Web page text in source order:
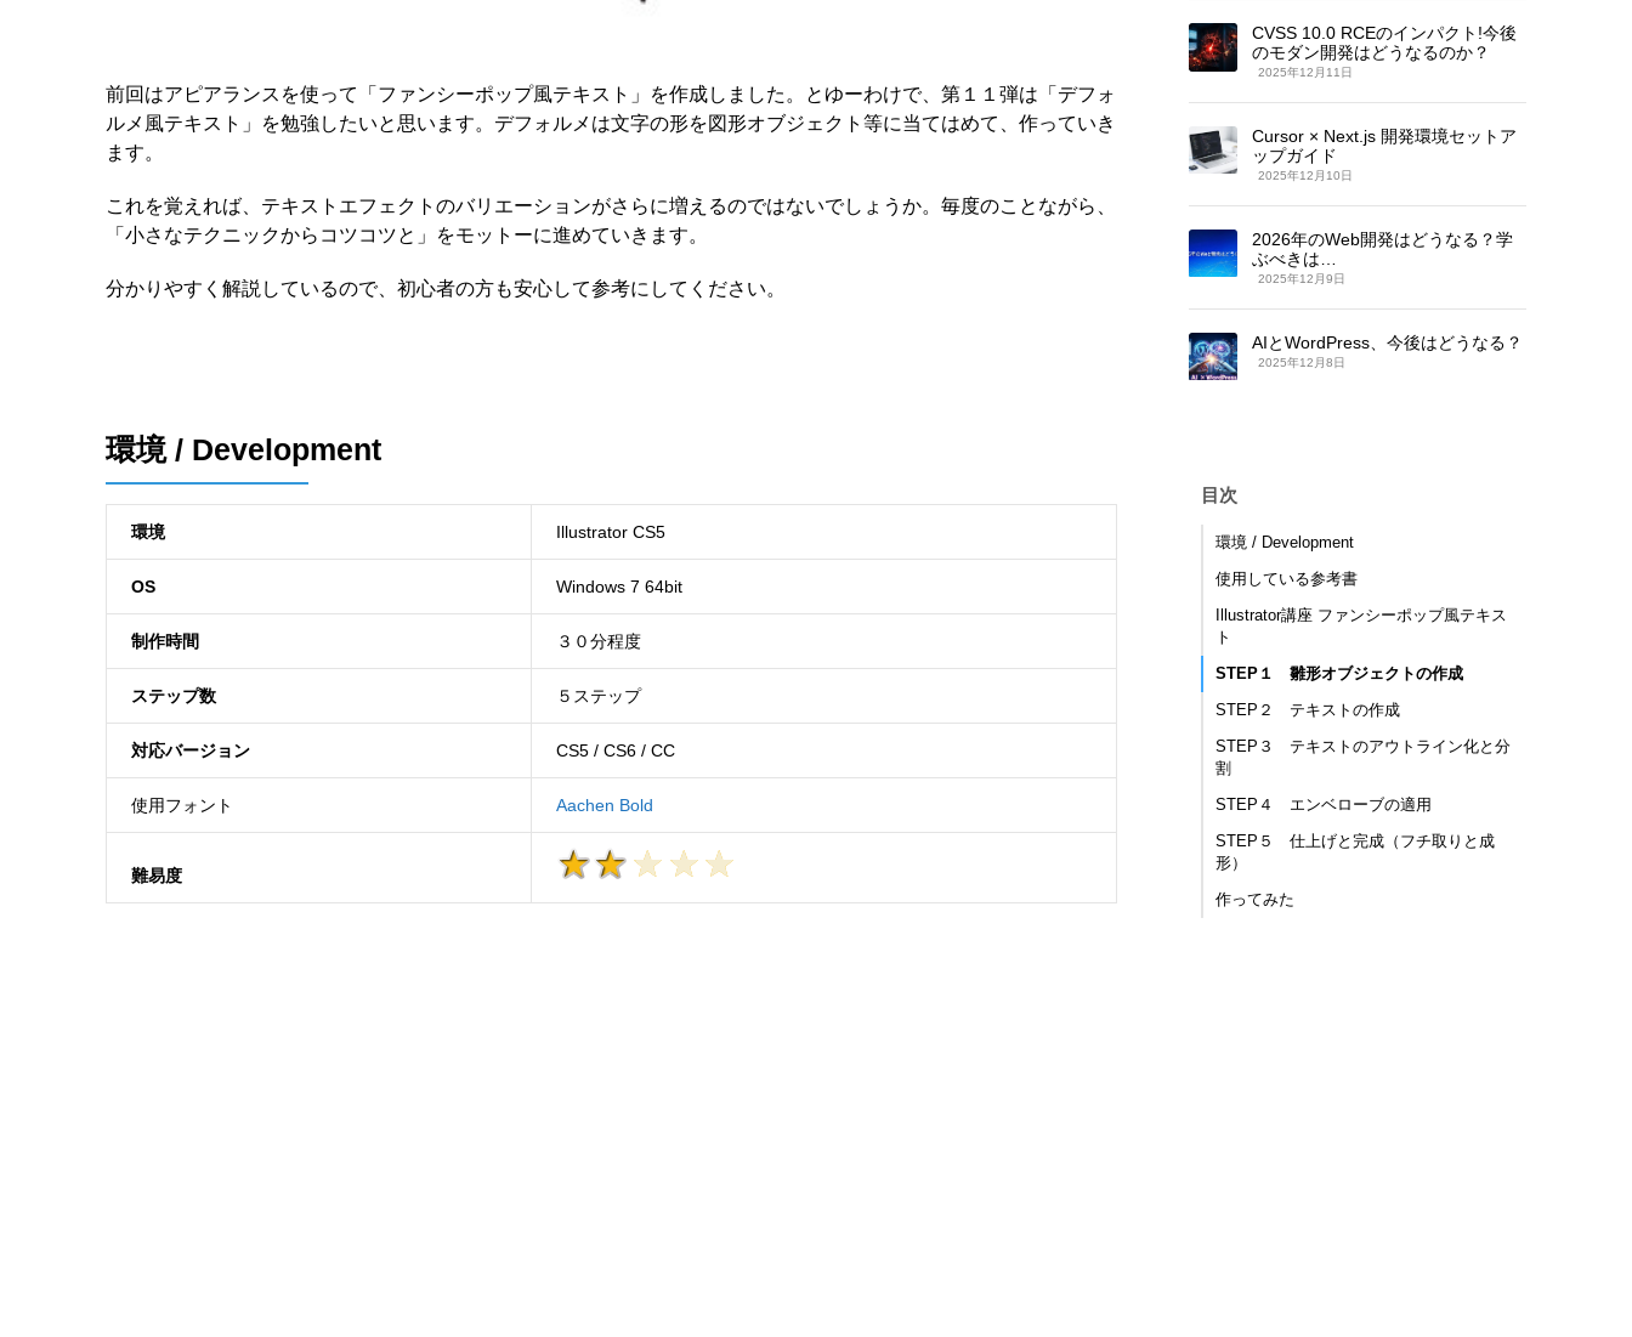
前回はアピアランスを使って「ファンシーポップ風テキスト」を作成しました。とゆーわけで、第１１弾は「デフォ
ルメ風テキスト」を勉強したいと思います。デフォルメは文字の形を図形オブジェクト等に当てはめて、作っていき
ます。
これを覚えれば、テキストエフェクトのバリエーションがさらに増えるのではないでしょうか。毎度のことながら、
「小さなテクニックからコツコツと」をモットーに進めていきます。
分かりやすく解説しているので、初心者の方も安心して参考にしてください。
環境 / Development
環境 Illustrator CS5
OS Windows 7 64bit
制作時間 ３０分程度
ステップ数 ５ステップ
対応バージョン CS5 / CS6 / CC
使用フォント Aachen Bold
難易度
CVSS 10.0 RCEのインパクト!今後
のモダン開発はどうなるのか？
2025年12月11日
Cursor × Next.js 開発環境セットア
ップガイド
2025年12月10日
2026年のWeb開発はどうなる？学
ぶべきは…
2025年12月9日
AIとWordPress、今後はどうなる？
2025年12月8日
目次
環境 / Development
使用している参考書
Illustrator講座 ファンシーポップ風テキス
ト
STEP１ 雛形オブジェクトの作成
STEP２ テキストの作成
STEP３ テキストのアウトライン化と分
割
STEP４ エンベローブの適用
STEP５ 仕上げと完成（フチ取りと成
形）
作ってみた